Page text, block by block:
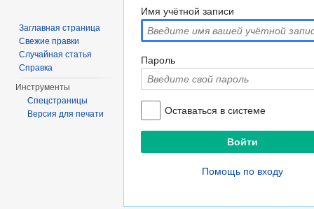
Имя учётной записи
Пароль
Оставаться в системе
Помощь по входу
Заглавная страница
Свежие правки
Случайная статья
Справка
Инструменты
Спецстраницы
Версия для печати